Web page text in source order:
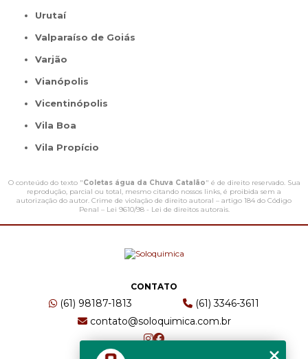
Urutaí
Valparaíso de Goiás
Varjão
Vianópolis
Vicentinópolis
Vila Boa
Vila Propício
O conteúdo do texto "Coletas água da Chuva Catalão" é de direito reservado. Sua
reprodução, parcial ou total, mesmo citando nossos links, é proibida sem a
autorização do autor. Crime de violação de direito autoral – artigo 184 do Código
Penal – Lei 9610/98 - Lei de direitos autorais.
CONTATO
(61) 98187-1813
(61) 3346-3611
contato@soloquimica.com.br